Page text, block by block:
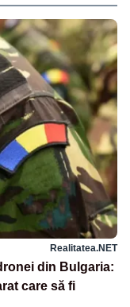
Realitatea.NET
din Bulgaria:
care să fi